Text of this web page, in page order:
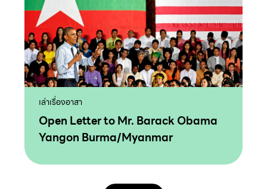
เล่าเรื่องอาสา
Open Letter to Mr. Barack Obama
Yangon Burma/Myanmar